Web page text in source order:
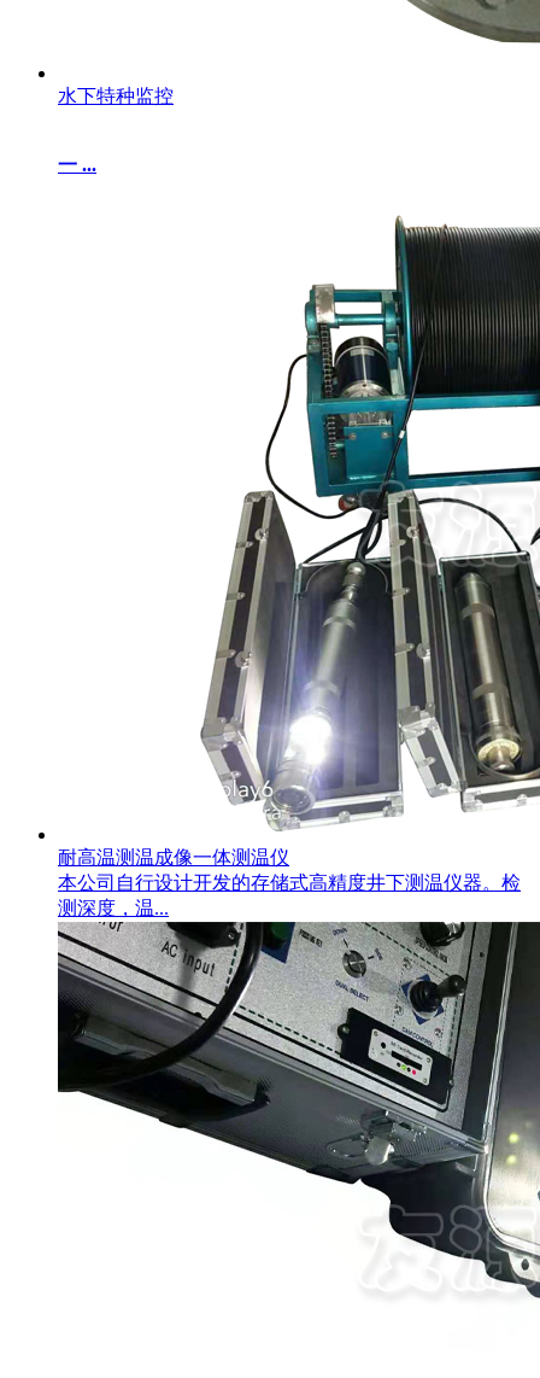
水下特种监控
一 ...
耐高温测温成像一体测温仪
本公司自行设计开发的存储式高精度井下测温仪器。检
测深度，温...